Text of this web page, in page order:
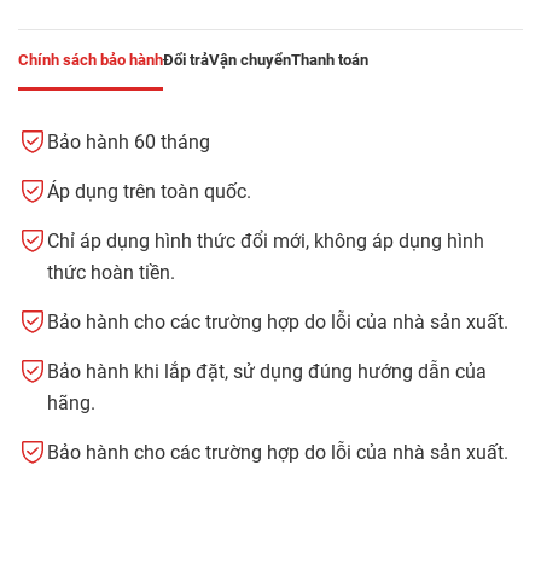
Chính sách bảo hànhĐổi trảVận chuyểnThanh toán
Bảo hành 60 tháng
Áp dụng trên toàn quốc.
Chỉ áp dụng hình thức đổi mới, không áp dụng hình
thức hoàn tiền.
Bảo hành cho các trường hợp do lỗi của nhà sản xuất.
Bảo hành khi lắp đặt, sử dụng đúng hướng dẫn của
hãng.
Bảo hành cho các trường hợp do lỗi của nhà sản xuất.